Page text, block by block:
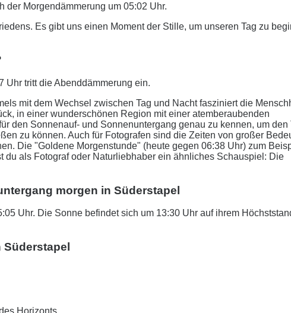
der Morgendämmerung um 05:02 Uhr.
Es gibt uns einen Moment der Stille, um unseren Tag zu
Uhr tritt die Abenddämmerung ein.
mit dem Wechsel zwischen Tag und Nacht fasziniert die
in einer wunderschönen Region mit einer atemberaubenden
den Sonnenauf- und Sonnenuntergang genau zu kennen, um den
zu können. Auch für Fotografen sind die Zeiten von großer
Die "Goldene Morgenstunde" (heute gegen 06:38 Uhr) zum
du als Fotograf oder Naturliebhaber ein ähnliches Schauspiel: Die
morgen in Süderstapel
Uhr. Die Sonne befindet sich um 13:30 Uhr auf ihrem
Horizonts